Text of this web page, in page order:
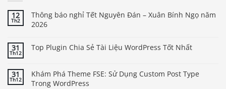
12
Th2
Thông báo nghỉ Tết Nguyên Đán – Xuân Bính Ngọ năm
2026
31
Th12
Top Plugin Chia Sẻ Tài Liệu WordPress Tốt Nhất
31
Th12
Khám Phá Theme FSE: Sử Dụng Custom Post Type
Trong WordPress